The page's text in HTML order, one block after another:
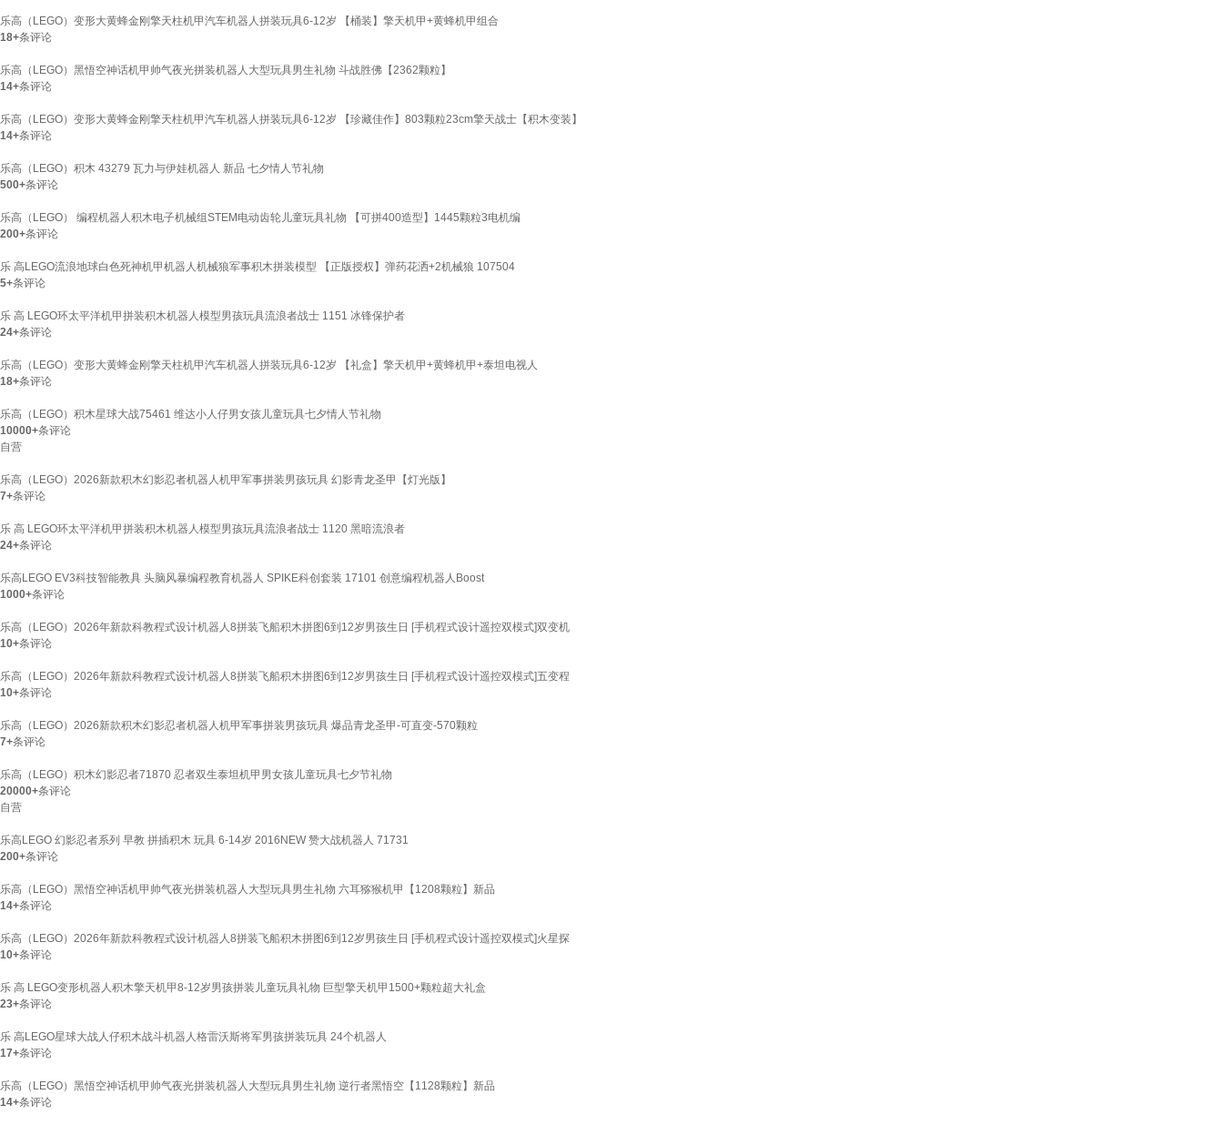
乐高（LEGO）变形大黄蜂金刚擎天柱机甲汽车机器人拼装玩具6-12岁 【桶装】擎天机甲+黄蜂机甲组合
18+条评论
乐高（LEGO）黑悟空神话机甲帅气夜光拼装机器人大型玩具男生礼物 斗战胜佛【2362颗粒】
14+条评论
乐高（LEGO）变形大黄蜂金刚擎天柱机甲汽车机器人拼装玩具6-12岁 【珍藏佳作】803颗粒23cm擎天战士【积木变装】
14+条评论
乐高（LEGO）积木 43279 瓦力与伊娃机器人 新品 七夕情人节礼物
500+条评论
乐高（LEGO） 编程机器人积木电子机械组STEM电动齿轮儿童玩具礼物 【可拼400造型】1445颗粒3电机编
200+条评论
乐 高LEGO流浪地球白色死神机甲机器人机械狼军事积木拼装模型 【正版授权】弹药花洒+2机械狼 107504
5+条评论
乐 高 LEGO环太平洋机甲拼装积木机器人模型男孩玩具流浪者战士 1151 冰锋保护者
24+条评论
乐高（LEGO）变形大黄蜂金刚擎天柱机甲汽车机器人拼装玩具6-12岁 【礼盒】擎天机甲+黄蜂机甲+泰坦电视人
18+条评论
乐高（LEGO）积木星球大战75461 维达小人仔男女孩儿童玩具七夕情人节礼物
10000+条评论
自营
乐高（LEGO）2026新款积木幻影忍者机器人机甲军事拼装男孩玩具 幻影青龙圣甲【灯光版】
7+条评论
乐 高 LEGO环太平洋机甲拼装积木机器人模型男孩玩具流浪者战士 1120 黑暗流浪者
24+条评论
乐高LEGO EV3科技智能教具 头脑风暴编程教育机器人 SPIKE科创套装 17101 创意编程机器人Boost
1000+条评论
乐高（LEGO）2026年新款科教程式设计机器人8拼装飞船积木拼图6到12岁男孩生日 [手机程式设计遥控双模式]双变机
10+条评论
乐高（LEGO）2026年新款科教程式设计机器人8拼装飞船积木拼图6到12岁男孩生日 [手机程式设计遥控双模式]五变程
10+条评论
乐高（LEGO）2026新款积木幻影忍者机器人机甲军事拼装男孩玩具 爆品青龙圣甲-可直变-570颗粒
7+条评论
乐高（LEGO）积木幻影忍者71870 忍者双生泰坦机甲男女孩儿童玩具七夕节礼物
20000+条评论
自营
乐高LEGO 幻影忍者系列 早教 拼插积木 玩具 6-14岁 2016NEW 赞大战机器人 71731
200+条评论
乐高（LEGO）黑悟空神话机甲帅气夜光拼装机器人大型玩具男生礼物 六耳猕猴机甲【1208颗粒】新品
14+条评论
乐高（LEGO）2026年新款科教程式设计机器人8拼装飞船积木拼图6到12岁男孩生日 [手机程式设计遥控双模式]火星探
10+条评论
乐 高 LEGO变形机器人积木擎天机甲8-12岁男孩拼装儿童玩具礼物 巨型擎天机甲1500+颗粒超大礼盒
23+条评论
乐 高LEGO星球大战人仔积木战斗机器人格雷沃斯将军男孩拼装玩具 24个机器人
17+条评论
乐高（LEGO）黑悟空神话机甲帅气夜光拼装机器人大型玩具男生礼物 逆行者黑悟空【1128颗粒】新品
14+条评论